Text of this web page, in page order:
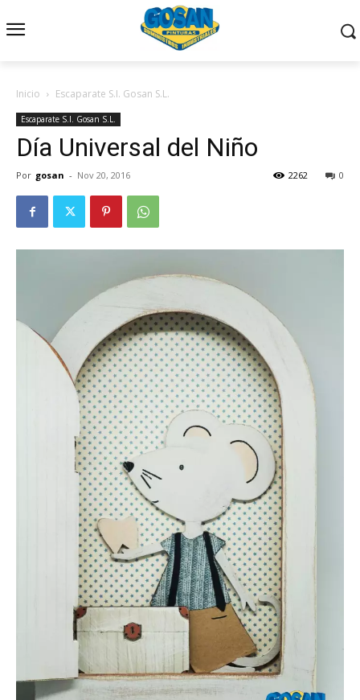
Inicio Escaparate S.I. Gosan S.L.
Escaparate S.I. Gosan S.L.
Día Universal del Niño
Por gosan - Nov 20, 2016 0
2262